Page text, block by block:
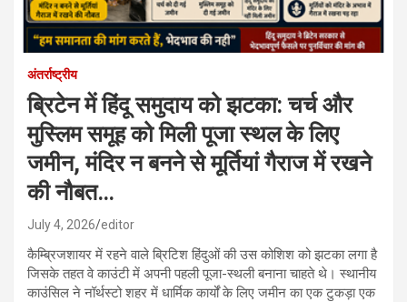
अंतर्राष्ट्रीय
ब्रिटेन में हिंदू समुदाय को झटका: चर्च और
मुस्लिम समूह को मिली पूजा स्थल के लिए
जमीन, मंदिर न बनने से मूर्तियां गैराज में रखने
की नौबत…
July 4, 2026 editor
कैम्ब्रिजशायर में रहने वाले ब्रिटिश हिंदुओं की उस कोशिश को झटका लगा है
जिसके तहत वे काउंटी में अपनी पहली पूजा-स्थली बनाना चाहते थे। स्थानीय
काउंसिल ने नॉर्थस्टो शहर में धार्मिक कार्यों के लिए जमीन का एक टुकड़ा एक